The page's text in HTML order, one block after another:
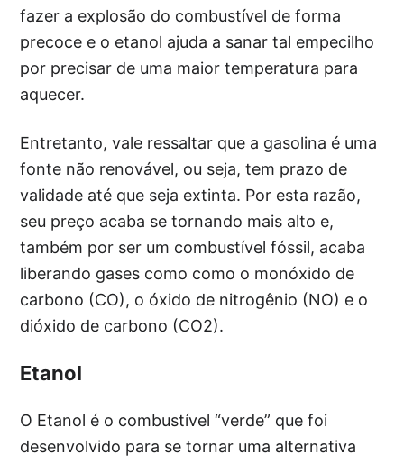
fazer a explosão do combustível de forma
precoce e o etanol ajuda a sanar tal empecilho
por precisar de uma maior temperatura para
aquecer.
Entretanto, vale ressaltar que a gasolina é uma
fonte não renovável, ou seja, tem prazo de
validade até que seja extinta. Por esta razão,
seu preço acaba se tornando mais alto e,
também por ser um combustível fóssil, acaba
liberando gases como como o monóxido de
carbono (CO), o óxido de nitrogênio (NO) e o
dióxido de carbono (CO2).
Etanol
O Etanol é o combustível “verde” que foi
desenvolvido para se tornar uma alternativa